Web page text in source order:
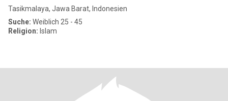
Tasikmalaya, Jawa Barat, Indonesien
Suche: Weiblich 25 - 45
Religion: Islam